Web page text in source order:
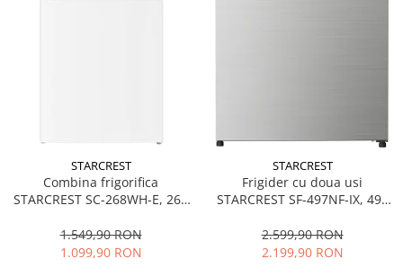
STARCREST
Combina frigorifica
STARCREST SC-268WH-E, 268
Termostat reglabil, Iluminare
LED, Picioare ajustabile, Usi
1.549,90 RON
1.099,90 RON
STARCREST
Frigider cu doua usi
STARCREST SF-497NF-IX, 497
Inverter, Clasa E, Display,
Functie super racire, Blocare
2.599,90 RON
2.199,90 RON